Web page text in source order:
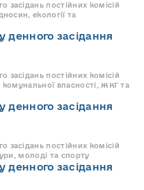
постійних комісій
екології та
денного засідання
постійних комісій
власності, ЖКГ та
денного засідання
постійних комісій
молоді та спорту
денного засідання